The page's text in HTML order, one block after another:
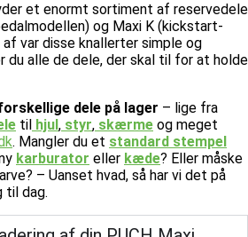
et enormt sortiment af reservedele
og Maxi K (kickstart-
var disse knallerter simple og
du alle de dele, der skal til for at holde
dele på lager – lige fra
til hjul , styr, skærme og meget
. Mangler du et standard stempel
karburator eller kæde? Eller måske
– Uanset hvad, så har vi det på
til dag.